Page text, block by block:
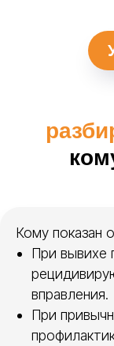
Кому показан
При вывихе
вправления.
При
Компания
ортезирования и
плечевой сустав.